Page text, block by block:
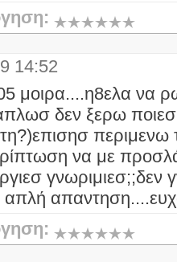
14:52
μοιρα....η8ελα να
δεν ξερω
να με
γνωριμιεσ;;δεν
απλή